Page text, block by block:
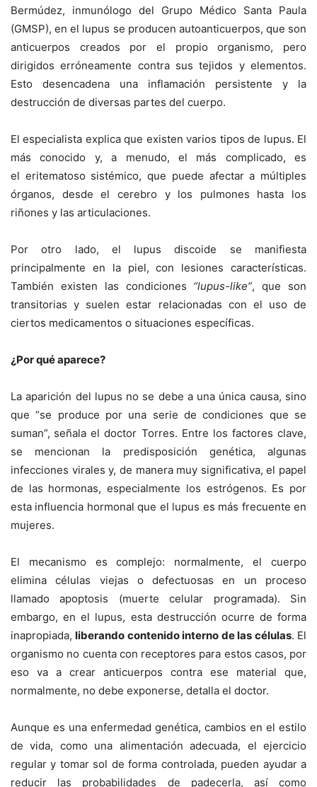
Bermúdez, inmunólogo del Grupo Médico Santa Paula
(GMSP), en el lupus se producen autoanticuerpos, que son
anticuerpos creados por el propio organismo, pero
dirigidos erróneamente contra sus tejidos y elementos.
Esto desencadena una inflamación persistente y la
destrucción de diversas partes del cuerpo.
El especialista explica que existen varios tipos de lupus. El
más conocido y, a menudo, el más complicado, es
el eritematoso sistémico, que puede afectar a múltiples
órganos, desde el cerebro y los pulmones hasta los
riñones y las articulaciones.
Por otro lado, el lupus discoide se manifiesta
principalmente en la piel, con lesiones características.
También existen las condiciones “lupus-like”, que son
transitorias y suelen estar relacionadas con el uso de
ciertos medicamentos o situaciones específicas.
¿Por qué aparece?
La aparición del lupus no se debe a una única causa, sino
que “se produce por una serie de condiciones que se
suman”, señala el doctor Torres. Entre los factores clave,
se mencionan la predisposición genética, algunas
infecciones virales y, de manera muy significativa, el papel
de las hormonas, especialmente los estrógenos. Es por
esta influencia hormonal que el lupus es más frecuente en
mujeres.
El mecanismo es complejo: normalmente, el cuerpo
elimina células viejas o defectuosas en un proceso
llamado apoptosis (muerte celular programada). Sin
embargo, en el lupus, esta destrucción ocurre de forma
inapropiada,liberando contenido interno de las células. El
organismo no cuenta con receptores para estos casos, por
eso va a crear anticuerpos contra ese material que,
normalmente, no debe exponerse, detalla el doctor.
Aunque es una enfermedad genética, cambios en el estilo
de vida, como una alimentación adecuada, el ejercicio
regular y tomar sol de forma controlada, pueden ayudar a
reducir las probabilidades de padecerla, así como